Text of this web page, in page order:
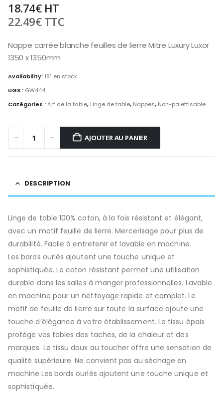
18.74€HT
22.49€TTC
Nappe carrée blanche feuilles de lierre Mitre Luxury Luxor
1350 x 1350mm
Availability: 181 en stock
UGS : GW444
Catégories :Art de la table, Linge de table, Nappes, Non-palettisable
AJOUTER AU PANIER
DESCRIPTION
Linge de table 100% coton, à la fois résistant et élégant,
avec un motif feuille de lierre. Mercerisage pour plus de
durabilité. Facile à entretenir et lavable en machine.
Les bords ourlés ajoutent une touche unique et
sophistiquée. Le coton résistant permet une utilisation
durable dans les salles à manger professionnelles. Lavable
en machine pour un nettoyage rapide et complet. Le
motif de feuille de lierre sur toute la surface ajoute une
touche d’élégance à votre établissement. Le tissu épais
protège vos tables des taches, de la chaleur et des
marques. Le tissu doux au toucher offre une sensation de
qualité supérieure. Ne convient pas au séchage en
machine.Les bords ourlés ajoutent une touche unique et
sophistiquée.